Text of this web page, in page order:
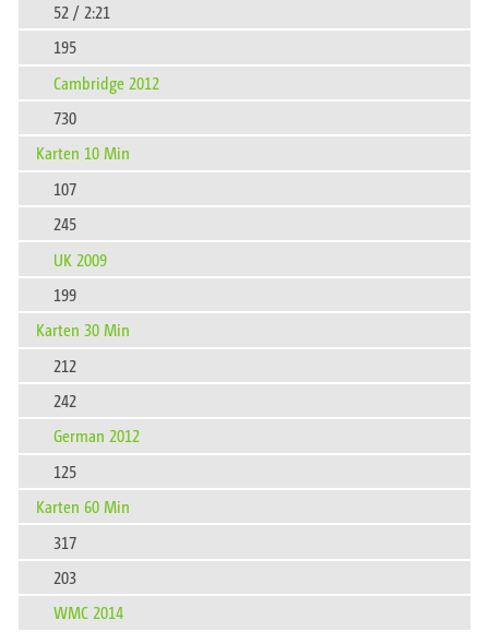
52 / 2:21
195
Cambridge 2012
730
Karten 10 Min
107
245
UK 2009
199
Karten 30 Min
212
242
German 2012
125
Karten 60 Min
317
203
WMC 2014